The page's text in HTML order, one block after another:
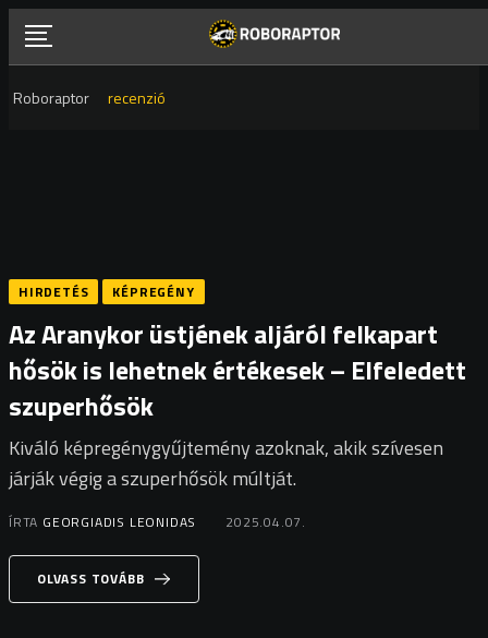
Skip
Roboraptor recenzió
HIRDETÉS KÉPREGÉNY
Az Aranykor üstjének aljáról felkapart
hősök is lehetnek értékesek – Elfeledett
szuperhősök
Kiváló képregénygyűjtemény azoknak, akik szívesen
járják végig a szuperhősök múltját.
ÍRTA GEORGIADIS LEONIDAS 2025.04.07.
OLVASS TOVÁBB